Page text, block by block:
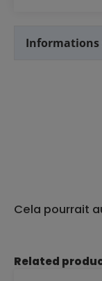
Informations
Cela pourrait
Ignorer la
Related